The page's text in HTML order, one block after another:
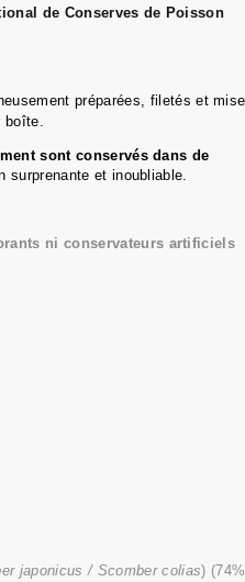
de Conserves de Poisson
préparées, filetés et
boîte.
sont conservés dans de
surprenante et inoubliable.
ni conservateurs artificiels
japonicus / Scomber colias)